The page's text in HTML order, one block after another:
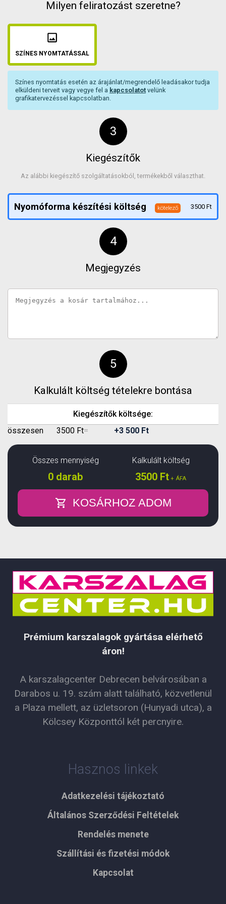
Milyen feliratozást szeretne?
SZÍNES NYOMTATÁSSAL
Színes nyomtatás esetén az árajánlat/megrendelő leadásakor tudja
elküldeni terveit vagy vegye fel a kapcsolatot velünk
grafikatervezéssel kapcsolatban.
Kiegészítők
Az alábbi kiegészítő szolgáltatásokból, termékekből választhat.
Nyomóforma készítési költség kötelező 3500 Ft
Megjegyzés
Kalkulált költség tételekre bontása
Kiegészítők költsége:
összesen
3500 Ft= +3 500 Ft
Összes mennyiség
0 darab
Kalkulált költség
3500 Ft + ÁFA
KOSÁRHOZ ADOM
Prémium karszalagok gyártása elérhető
áron!
A karszalagcenter Debrecen belvárosában a
Darabos u. 19. szám alatt található, közvetlenül
a Plaza mellett, az üzletsoron (Hunyadi utca), a
Kölcsey Központtól két percnyire.
Hasznos linkek
Adatkezelési tájékoztató
Általános Szerződési Feltételek
Rendelés menete
Szállítási és fizetési módok
Kapcsolat